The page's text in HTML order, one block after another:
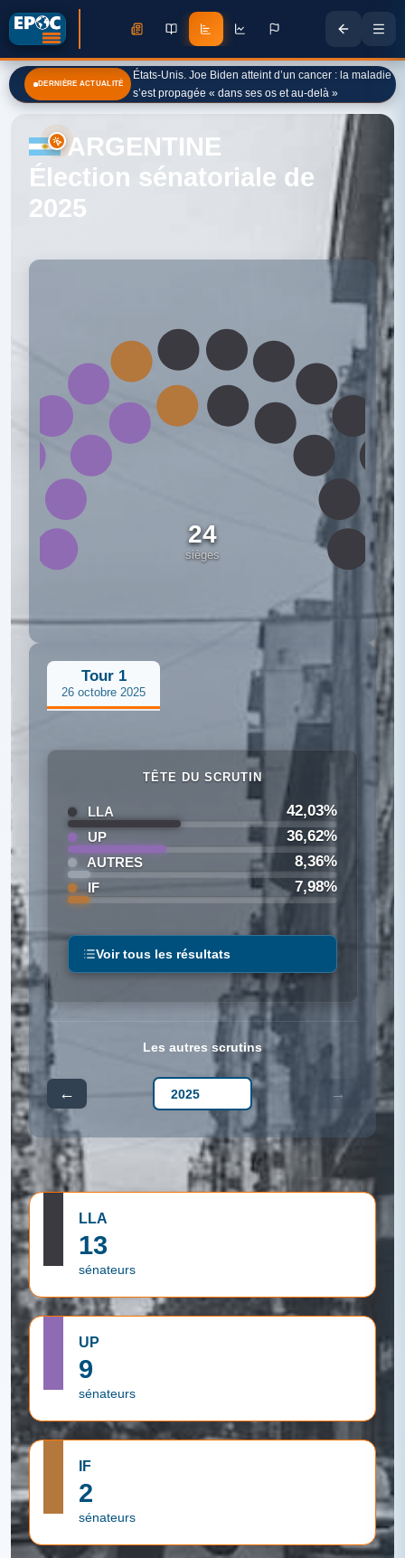
DERNIÈRE ACTUALITÉ
États-Unis. Joe Biden atteint d’un cancer : la maladie
s’est propagée « dans ses os et au-delà »
ARGENTINE
Élection sénatoriale de
2025
24
sièges
Tour 1
26 octobre 2025
TÊTE DU SCRUTIN
LLA 42,03%
UP 36,62%
AUTRES 8,36%
IF 7,98%
Voir tous les résultats
Les autres scrutins
← →
LLA
13
sénateurs
UP
9
sénateurs
IF
2
sénateurs